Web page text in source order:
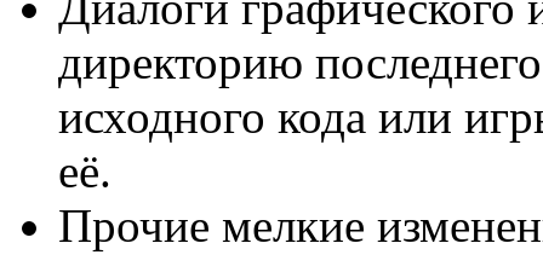
директорию
исходного кода или
её.
Прочие мелкие